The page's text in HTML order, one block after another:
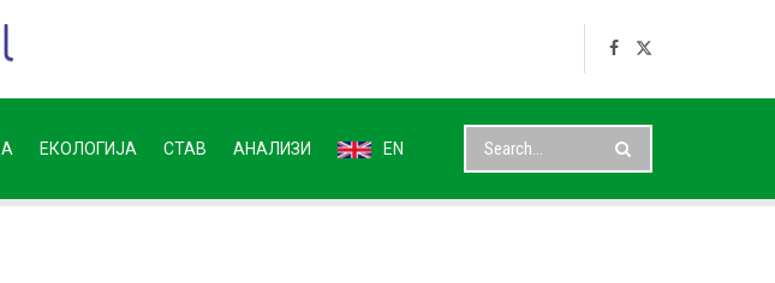
ЕКОЛОГИЈА СТАВ АНАЛИЗИ EN